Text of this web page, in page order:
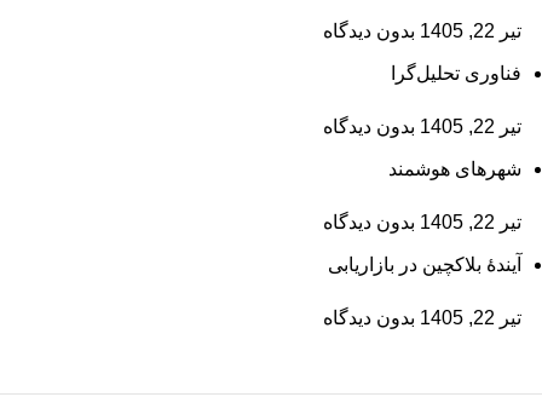
تیر 22, 1405 بدون دیدگاه
فناوری تحلیل‌گرا
تیر 22, 1405 بدون دیدگاه
شهرهای هوشمند
تیر 22, 1405 بدون دیدگاه
آیندۀ بلاکچین در بازاریابی
تیر 22, 1405 بدون دیدگاه